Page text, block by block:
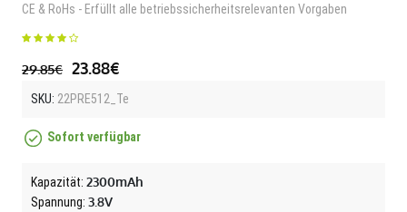
CE & RoHs - Erfüllt alle betriebssicherheitsrelevanten Vorgaben
29.85€ 23.88€
SKU: 22PRE512_Te
Sofort verfügbar
Kapazität: 2300mAh
Spannung: 3.8V